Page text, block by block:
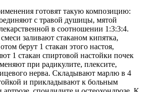
готовят такую композицию:
с травой душицы, мятой
в соотношении 1:3:3:4.
заливают стаканом кипятка,
берут 1 стакан этого настоя,
1 стакан спиртовой настойки почек
при радикулите, плексите,
нерва. Складывают марлю в 4
и прикладывают к больным